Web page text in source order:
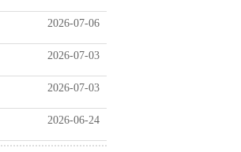
2026-07-06
2026-07-03
2026-07-03
2026-06-24